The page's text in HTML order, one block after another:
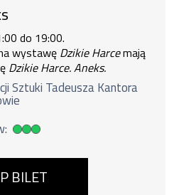
do 19:00.
wystawę Dzikie Harcemają
Dzikie Harce. Aneks.
Sztuki Tadeusza Kantora
BILET